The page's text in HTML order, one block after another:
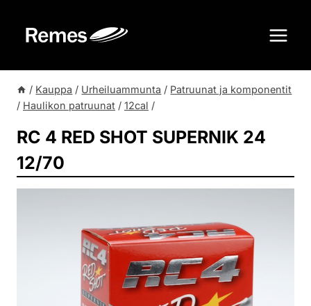
sisältöön
/ Kauppa / Urheiluammunta / Patruunat ja komponentit
/ Haulikon patruunat / 12cal /
RC 4 RED SHOT SUPERNIK 24
12/70